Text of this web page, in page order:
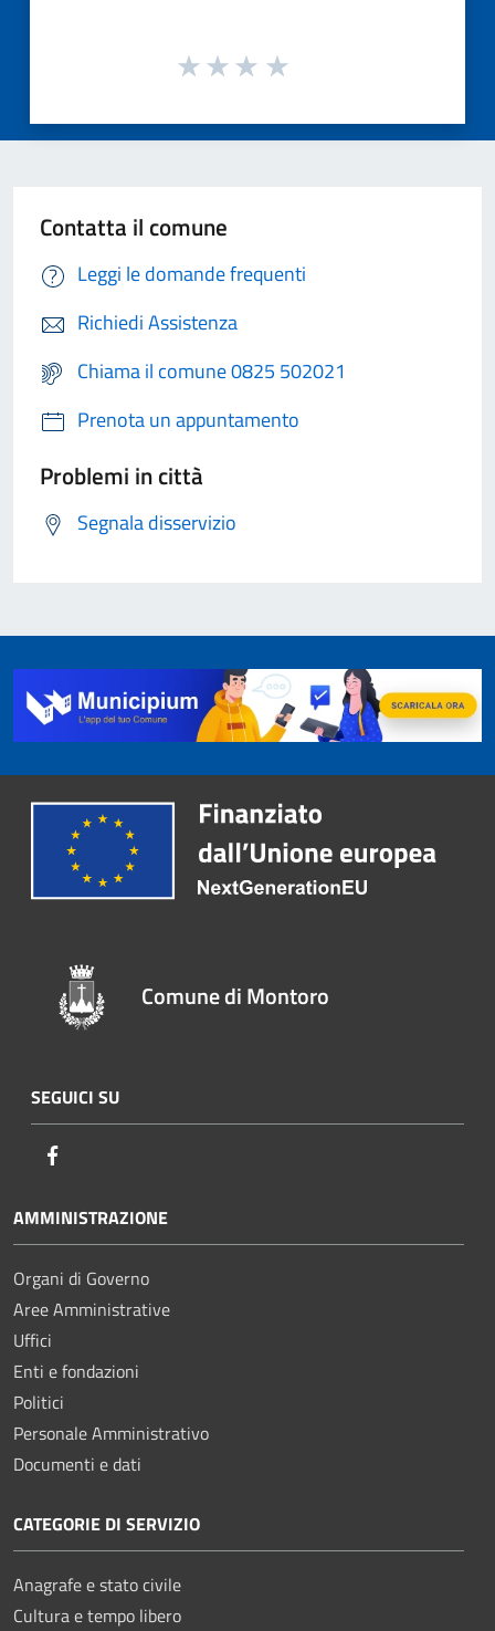
Contatta il comune
Leggi le domande frequenti
Richiedi Assistenza
Chiama il comune 0825 502021
Prenota un appuntamento
Problemi in città
Segnala disservizio
Comune di Montoro
SEGUICI SU
AMMINISTRAZIONE
Organi di Governo
Aree Amministrative
Uffici
Enti e fondazioni
Politici
Personale Amministrativo
Documenti e dati
CATEGORIE DI SERVIZIO
Anagrafe e stato civile
Cultura e tempo libero